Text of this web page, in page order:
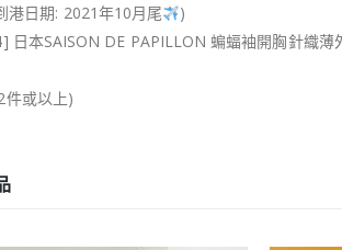
港日期: 2021年10月尾
)
日本SAISON DE PAPILLON 蝙蝠袖開胸針織薄
件或以上)